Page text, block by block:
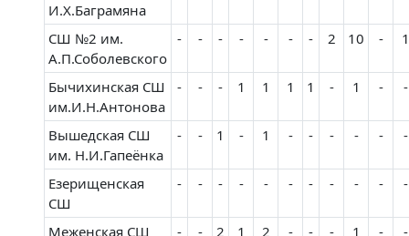
И.Х.Баграмяна
СШ №2 им.
А.П.Соболевского
- - - - - - - 2 10 - 1
Бычихинская СШ
им.И.Н.Антонова
- - - 1 1 1 1 - 1 - -
Вышедская СШ
им. Н.И.Гапеёнка
- - 1 - 1 - - - - - -
Езерищенская
СШ
- - - - - - - - - - -
Меженская СШ
- - 2 1 2 - - - 1 - -